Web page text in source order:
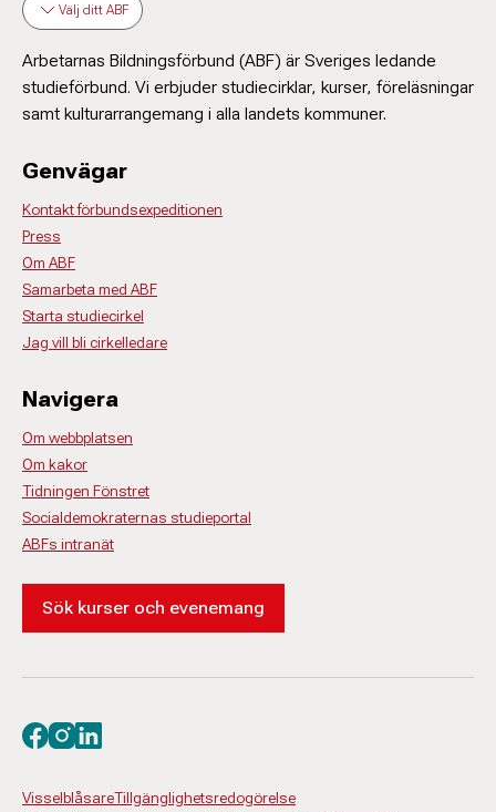
Välj ditt ABF
Arbetarnas Bildningsförbund (ABF) är Sveriges ledande
studieförbund. Vi erbjuder studiecirklar, kurser, föreläsningar
samt kulturarrangemang i alla landets kommuner.
Genvägar
Kontakt förbundsexpeditionen
Press
Om ABF
Samarbeta med ABF
Starta studiecirkel
Jag vill bli cirkelledare
Navigera
Om webbplatsen
Om kakor
Tidningen Fönstret
Socialdemokraternas studieportal
ABFs intranät
Sök kurser och evenemang
VisselblåsareTillgänglighetsredogörelse
Besök oss på facebook
Besök oss på instagram
Besök oss på linkedin